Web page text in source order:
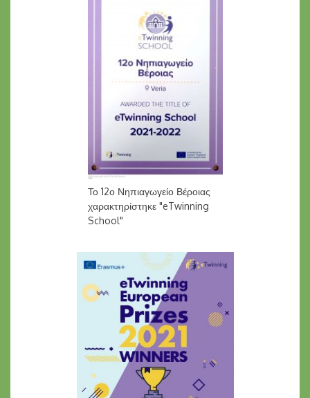
Το 12ο Νηπιαγωγείο Βέροιας
χαρακτηρίστηκε "eTwinning
School"